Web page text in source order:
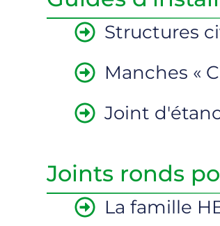
Structures
Manches «
Joint
Joints ronds
La famille